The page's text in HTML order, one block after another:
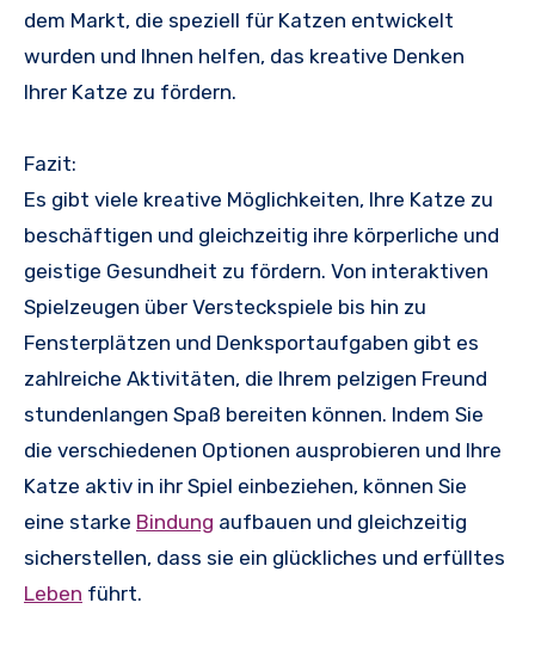
dem Markt, die speziell für Katzen entwickelt
wurden und Ihnen helfen, das kreative Denken
Ihrer Katze zu fördern.
Fazit:
Es gibt viele kreative Möglichkeiten, Ihre Katze zu
beschäftigen und gleichzeitig ihre körperliche und
geistige Gesundheit zu fördern. Von interaktiven
Spielzeugen über Versteckspiele bis hin zu
Fensterplätzen und Denksportaufgaben gibt es
zahlreiche Aktivitäten, die Ihrem pelzigen Freund
stundenlangen Spaß bereiten können. Indem Sie
die verschiedenen Optionen ausprobieren und Ihre
Katze aktiv in ihr Spiel einbeziehen, können Sie
eine starke Bindung aufbauen und gleichzeitig
sicherstellen, dass sie ein glückliches und erfülltes
Leben führt.